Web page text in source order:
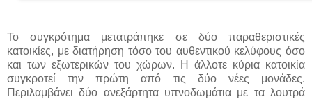
Το συγκρότημα μετατράπηκε σε δύο παραθεριστικές
κατοικίες, με διατήρηση τόσο του αυθεντικού κελύφους όσο
και των εξωτερικών του χώρων. Η άλλοτε κύρια κατοικία
συγκροτεί την πρώτη από τις δύο νέες μονάδες.
Περιλαμβάνει δύο ανεξάρτητα υπνοδωμάτια με τα λουτρά